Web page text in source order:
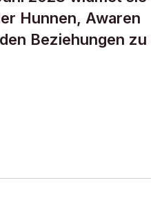
Hunnen, Awaren
Beziehungen zu